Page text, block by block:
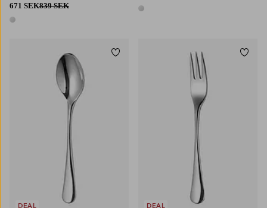
671 SEK839 SEK
1 färg
1 färg
DEAL
Lägg till i favoriter
DEAL